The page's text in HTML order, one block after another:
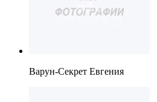
Варун-Секрет Евгения